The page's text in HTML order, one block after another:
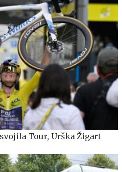
Tour, Urška Žigart